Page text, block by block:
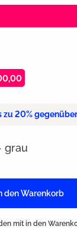
20%
grau
den Warenkorb
mit in den